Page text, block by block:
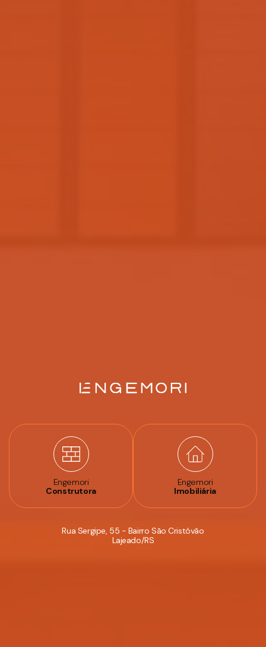
Engemori
Construtora
Engemori
Imobiliária
Rua Sergipe, 55 - Bairro São Cristóvão
Lajeado/RS